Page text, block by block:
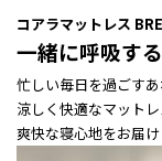
コアラマットレス
一緒に呼吸す
忙しい毎日を過ごす
涼しく快適なマット
爽快な寝心地をお届け